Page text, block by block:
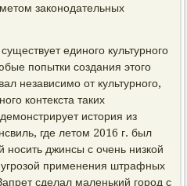
законодательных
единого культурного
попытки создания этого
независимо от культурного,
контекста таких
история из
где летом 2016 г. был
джинсы с очень низкой
применения штрафных
сделал маленький город с